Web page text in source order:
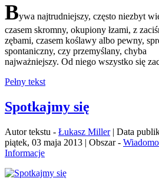
Bywa najtrudniejszy, często niezbyt
czasem skromny, okupiony łzami, z
zębami, czasem koślawy albo pewny,
spontaniczny, czy przemyślany, chyba
najważniejszy. Od niego wszystko się
Pełny tekst
Spotkajmy się
Autor tekstu - Łukasz Miller| Data
piątek, 03 maja 2013 | Obszar -
Informacje